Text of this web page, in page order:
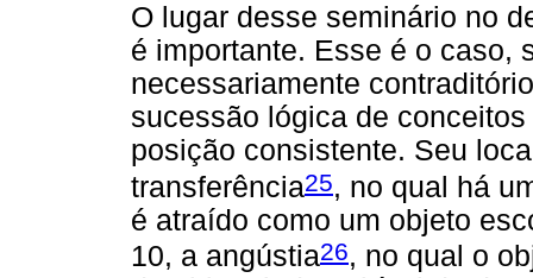
O lugar desse seminário no
é importante. Esse é o caso,
necessariamente
sucessão lógica de
posição consistente. Seu
transferência25, no qual há
é atraído como um objeto
10, a angústia26, no qual o